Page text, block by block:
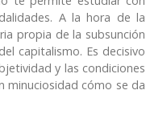
A la hora de la
propia de la subsunción
capitalismo. Es decisivo
y las condiciones
minuciosidad cómo se da